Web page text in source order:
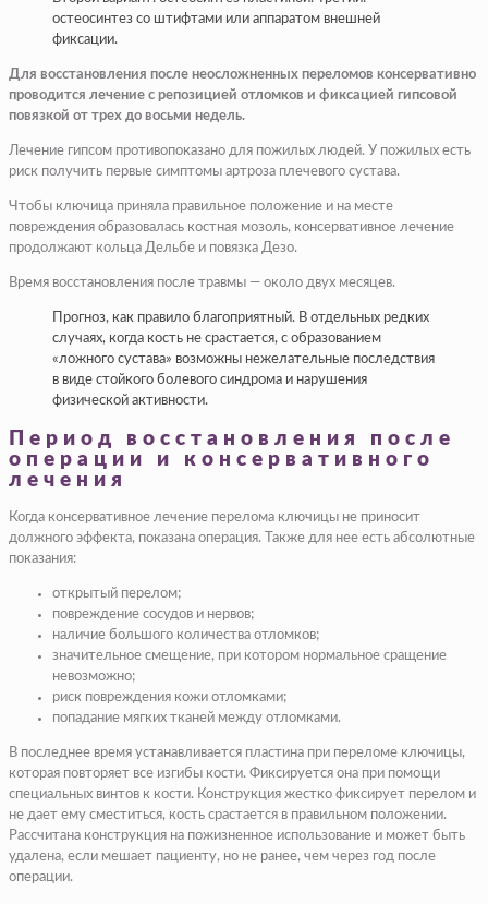
остеосинтез со штифтами или аппаратом внешней
фиксации.
Для восстановления после неосложненных переломов консервативно
проводится лечение с репозицией отломков и фиксацией гипсовой
повязкой от трех до восьми недель.
Лечение гипсом противопоказано для пожилых людей. У пожилых есть
риск получить первые симптомы артроза плечевого сустава.
Чтобы ключица приняла правильное положение и на месте
повреждения образовалась костная мозоль, консервативное лечение
продолжают кольца Дельбе и повязка Дезо.
Время восстановления после травмы — около двух месяцев.
Прогноз, как правило благоприятный. В отдельных редких
случаях, когда кость не срастается, с образованием
«ложного сустава» возможны нежелательные последствия
в виде стойкого болевого синдрома и нарушения
физической активности.
Период восстановления после
операции и консервативного
лечения
Когда консервативное лечение перелома ключицы не приносит
должного эффекта, показана операция. Также для нее есть абсолютные
показания:
открытый перелом;
повреждение сосудов и нервов;
наличие большого количества отломков;
значительное смещение, при котором нормальное сращение
невозможно;
риск повреждения кожи отломками;
попадание мягких тканей между отломками.
В последнее время устанавливается пластина при переломе ключицы,
которая повторяет все изгибы кости. Фиксируется она при помощи
специальных винтов к кости. Конструкция жестко фиксирует перелом и
не дает ему сместиться, кость срастается в правильном положении.
Рассчитана конструкция на пожизненное использование и может быть
удалена, если мешает пациенту, но не ранее, чем через год после
операции.